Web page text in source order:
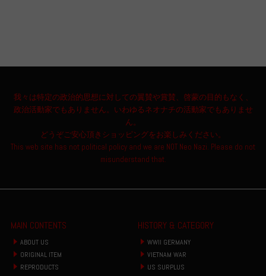
我々は特定の政治的思想に対しての翼賛や賞賛、啓蒙の目的もなく、
政治活動家でもありません。いわゆるネオナチの活動家でもありませ
ん。
どうぞご安心頂きショッピングをお楽しみください。
This web site has not political policy and we are NOT Neo Nazi. Please do not
misunderstand that.
MAIN CONTENTS
ABOUT US
ORIGINAL ITEM
REPRODUCTS
HISTORY & CATEGORY
WWII GERMANY
VIETNAM WAR
US SURPLUS